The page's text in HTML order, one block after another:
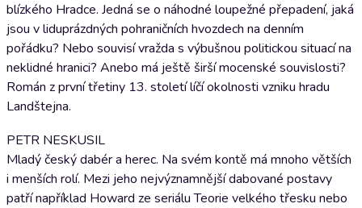
blízkého Hradce. Jedná se o náhodné loupežné přepadení, jaká
jsou v liduprázdných pohraničních hvozdech na denním
pořádku? Nebo souvisí vražda s výbušnou politickou situací na
neklidné hranici? Anebo má ještě širší mocenské souvislosti?
Román z první třetiny 13. století líčí okolnosti vzniku hradu
Landštejna.
PETR NESKUSIL
Mladý český dabér a herec. Na svém kontě má mnoho větších
i menších rolí. Mezi jeho nejvýznamnější dabované postavy
patří například Howard ze seriálu Teorie velkého třesku nebo